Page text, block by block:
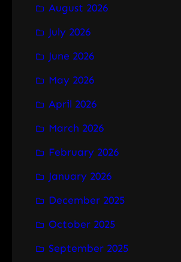
c
h
August 2026
July 2026
June 2026
May 2026
April 2026
March 2026
February 2026
January 2026
December 2025
October 2025
September 2025